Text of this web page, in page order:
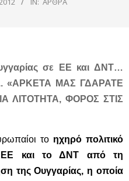
σε ΕΕ και ΔΝΤ…
«ΑΡΚΕΤΑ ΜΑΣ ΓΔΑΡΑΤΕ
ΛΙΤΟΤΗΤΑ, ΦΟΡΟΣ ΣΤΙΣ
το ηχηρό πολιτικό
ΕΕ και το ΔΝΤ από τη
της Ουγγαρίας, η οποία